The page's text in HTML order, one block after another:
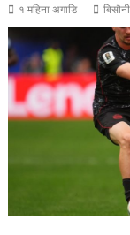
१ महिना अगाडि बिसौनी